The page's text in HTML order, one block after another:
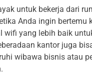
untuk bekerja dari
Anda ingin bertemu
wifi yang lebih baik
kantor juga
wibawa bisnis atau